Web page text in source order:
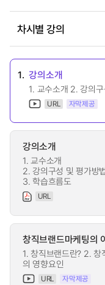
차시별 강의
1. 강의소개
1. 교수소개 2. 강의
URL 자막제공
강의소개
1. 교수소개
2. 강의구성 및 평가방법
3. 학습흐름도
URL
창직브랜드마케팅의
1. 창직브랜드란? 2. 창
의 영향요인
URL 자막제공